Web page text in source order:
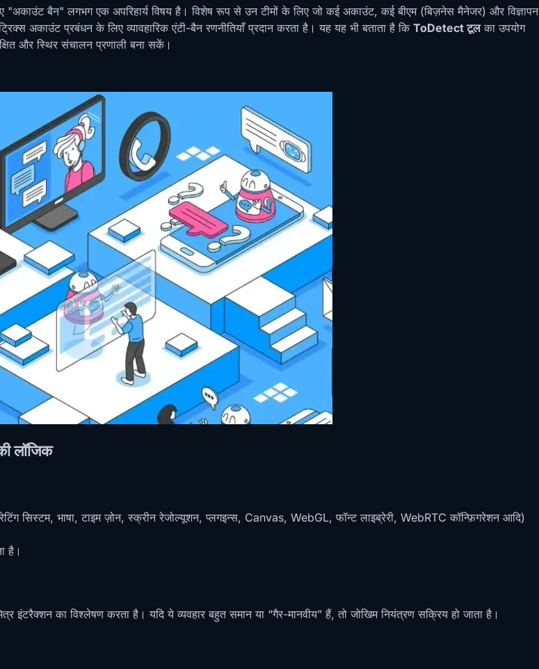
"अकाउंट बैन" लगभग एक अपरिहार्य विषय है। विशेष रूप से उन टीमों के लिए जो कई अकाउंट, कई बीएम (बिज़नेस मैनेजर) और विज्ञापन
अकाउंट प्रबंधन के लिए व्यावहारिक एंटी-बैन रणनीतियाँ प्रदान करता है। यह यह भी बताता है कि ToDetect टूलका उपयोग
और स्थिर संचालन प्रणाली बना सकें।
लॉजिक
सिस्टम, भाषा, टाइम ज़ोन, स्क्रीन रेजोल्यूशन, प्लगइन्स, Canvas, WebGL, फॉन्ट लाइब्रेरी, WebRTC कॉन्फ़िगरेशन आदि)
है।
इंटरैक्शन का विश्लेषण करता है। यदि ये व्यवहार बहुत समान या “गैर-मानवीय” हैं, तो जोखिम नियंत्रण सक्रिय हो जाता है।